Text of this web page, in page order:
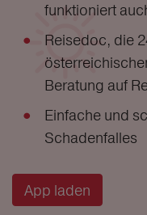
funktioniert
Reisedoc, die
Beratung auf
Einfache und
Schadenfalles
App laden